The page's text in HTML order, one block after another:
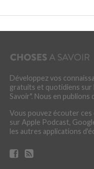
Développez vos
gratuits et quotidiens sur
Savoir". Nous en publions
Vous pouvez écouter
sur Apple Podcast,
les autres applications